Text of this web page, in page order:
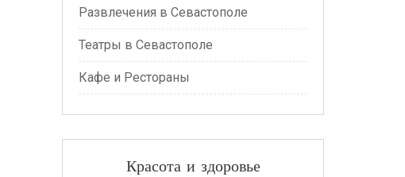
Развлечения в Севастополе
Театры в Севастополе
Кафе и Рестораны
Красота и здоровье